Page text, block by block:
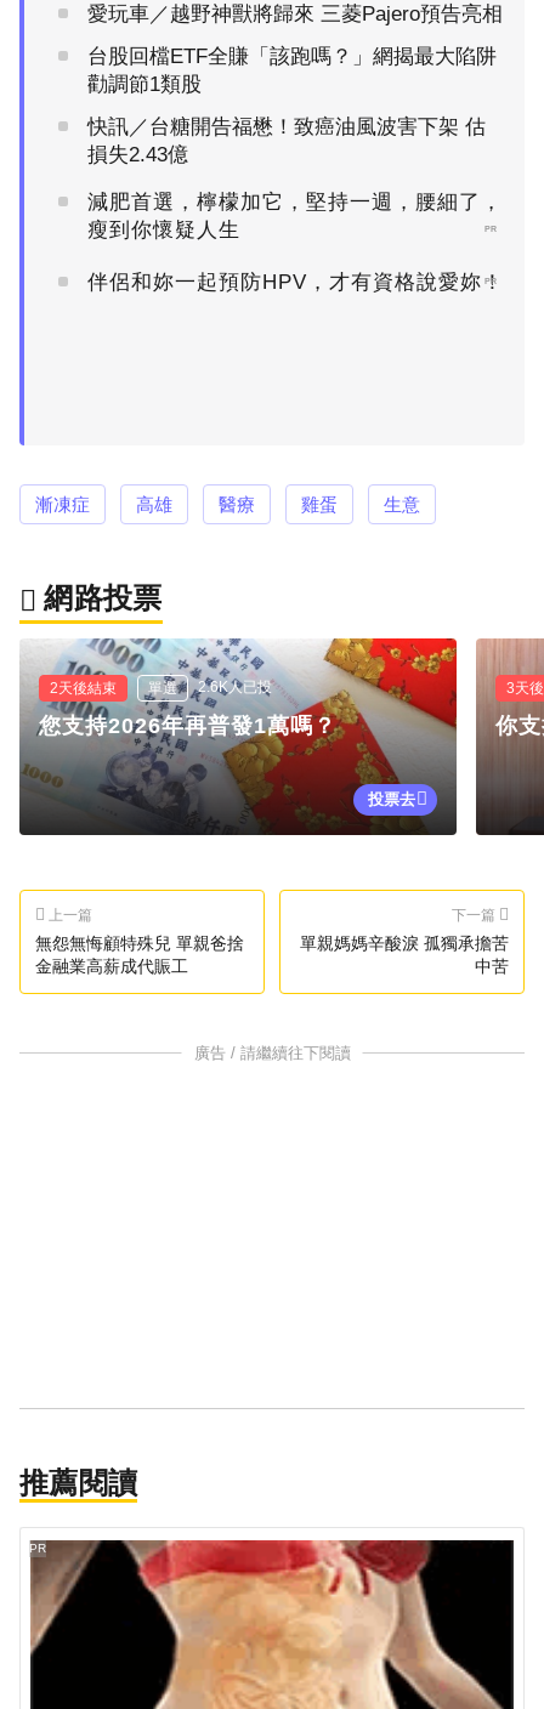
愛玩車／越野神獸將歸來 三菱Pajero預告亮相
台股回檔ETF全賺「該跑嗎？」網揭最大陷阱
勸調節1類股
快訊／台糖開告福懋！致癌油風波害下架 估
損失2.43億
減肥首選，檸檬加它，堅持一週，腰細了，
瘦到你懷疑人生
PR
伴侶和妳一起預防HPV，才有資格說愛妳！
PR
漸凍症 高雄 醫療 雞蛋 生意
網路投票
2天後結束 單選 2.6K人已投
您支持2026年再普發1萬嗎？
投票去
3天
你
上一篇
無怨無悔顧特殊兒 單親爸捨
金融業高薪成代賑工
下一篇
單親媽媽辛酸淚 孤獨承擔苦
中苦
廣告 / 請繼續往下閱讀
推薦閱讀
PR